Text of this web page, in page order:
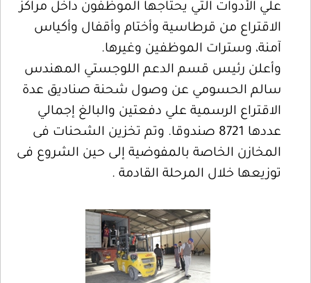
علي الأدوات التي يحتاجها الموظفون داخل مراكز
الاقتراع من قرطاسية وأختام وأقفال وأكياس
آمنة، وسترات الموظفين وغيرها.
وأعلن رئيس قسم الدعم اللوجستي المهندس
سالم الحسومي عن وصول شحنة صناديق عدة
الاقتراع الرسمية علي دفعتين والبالغ إجمالي
عددها 8721 صندوقا. وتم تخزين الشحنات فى
المخازن الخاصة بالمفوضية إلى حين الشروع فى
توزيعها خلال المرحلة القادمة .